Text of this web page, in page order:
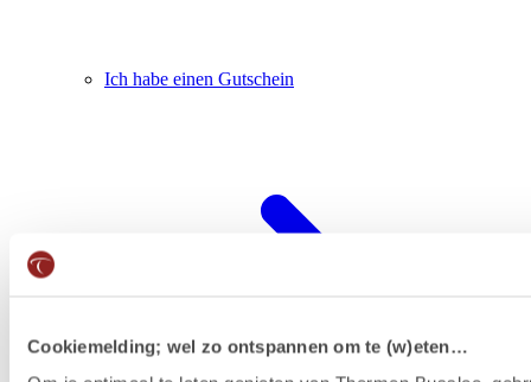
Cookiemelding; wel zo ontspannen om te (w)eten…
Ich habe einen Gutschein